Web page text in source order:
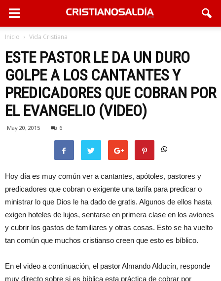
Inicio Vida Cristiana
ESTE PASTOR LE DA UN DURO
GOLPE A LOS CANTANTES Y
PREDICADORES QUE COBRAN POR
EL EVANGELIO (VIDEO)
May 20, 2015 6
Hoy día es muy común ver a cantantes, apótoles, pastores y
predicadores que cobran o exigente una tarifa para predicar o
ministrar lo que Dios le ha dado de gratis. Algunos de ellos hasta
exigen hoteles de lujos, sentarse en primera clase en los aviones
y cubrir los gastos de familiares y otras cosas. Esto se ha vuelto
tan común que muchos cristianso creen que esto es bíblico.
En el video a continuación, el pastor Almando Alducín, responde
muy directo sobre si es bíblica esta práctica de cobrar por